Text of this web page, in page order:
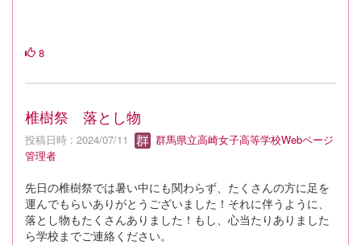
8
椎樹祭 落とし物
投稿日時 : 2024/07/11
群馬県立高崎女子高等学校Webページ
管理者
先日の椎樹祭では暑い中にも関わらず、たくさんの方に足を
運んでもらいありがとうございました！それに伴うように、
落とし物もたくさんありました！もし、心当たりありました
ら学校までご連絡ください。